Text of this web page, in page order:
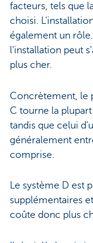
facteurs, tels que
choisi.
également un
l'installation peut
plus cher.
Concrètement, le
C tourne la
tandis que celui
généralement
comprise.
Le système D est
supplémentaires
coûte donc plus